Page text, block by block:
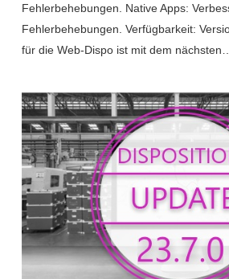
Fehlerbehebungen. Native Apps:
Fehlerbehebungen. Verfügbarkeit:
für die Web-Dispo ist mit dem nächsten…